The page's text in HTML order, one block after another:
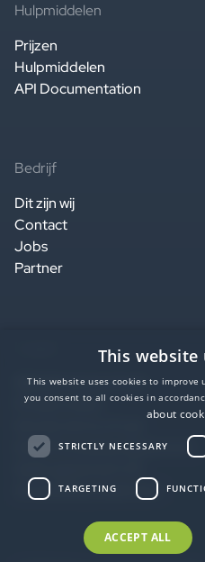
Hulpmiddelen
Prijzen
Hulpmiddelen
API Documentation
Bedrijf
Dit zijn wij
Contact
Jobs
Partner
Website terms of use
Privacy notice
Data Processing Agreement
Accessibility statement
This website
This website uses cookies to improve
you consent to all cookies in
about
STRICTLY NECESSARY
TARGETING
ACCEPT ALL